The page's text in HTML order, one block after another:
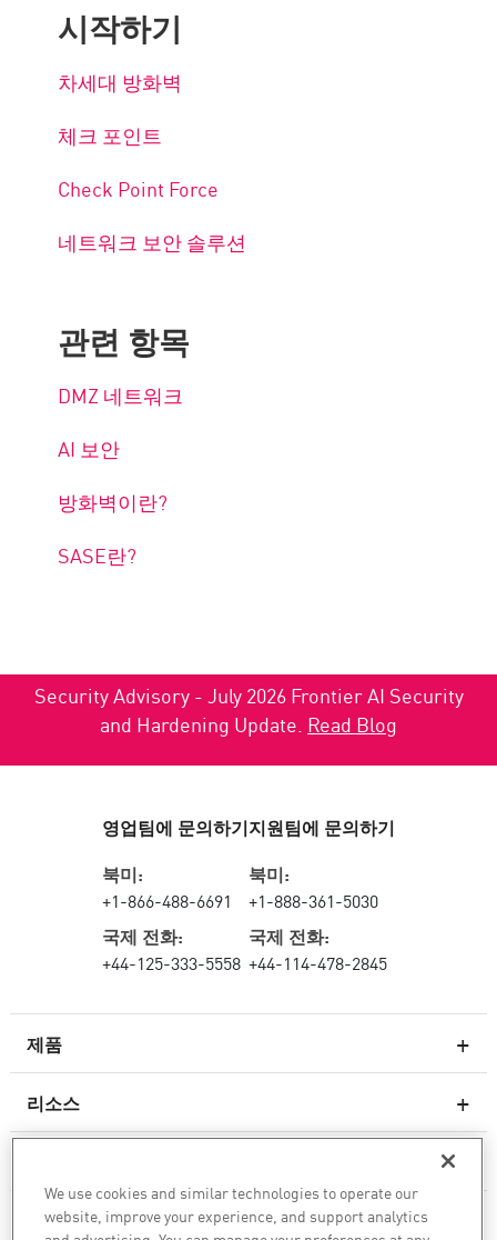
시작하기
차세대 방화벽
체크 포인트
Check Point Force
네트워크 보안 솔루션
관련 항목
DMZ 네트워크
AI 보안
방화벽이란?
SASE란?
Security Advisory - July 2026 Frontier AI Security
and Hardening Update. Read Blog
제품
차세대 방화벽
클라우드 네트워크 보안
리소스
회사
영업팀에 문의하기
북미:
+1-866-488-6691
국제 전화:
+44-125-333-5558
지원팀에 문의하기
북미:
+1-888-361-5030
국제 전화:
+44-114-478-2845
We use cookies and similar technologies to operate our
website, improve your experience, and support analytics